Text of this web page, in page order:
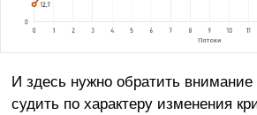
И здесь нужно обратить
судить по характеру изменения